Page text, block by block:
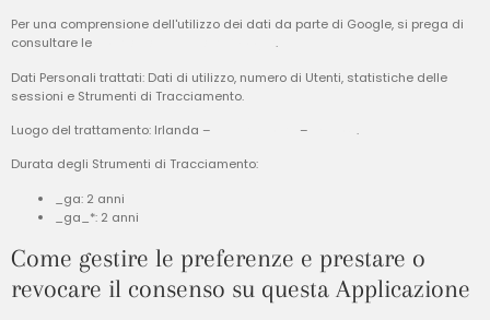
Per una comprensione dell'utilizzo dei dati da parte di Google, si prega di
consultare le
.
Dati Personali trattati: Dati di utilizzo, numero di Utenti, statistiche delle
sessioni e Strumenti di Tracciamento.
Luogo del trattamento: Irlanda –
–
.
Durata degli Strumenti di Tracciamento:
_ga: 2 anni
_ga_*: 2 anni
Come gestire le preferenze e prestare o
revocare il consenso su questa Applicazione